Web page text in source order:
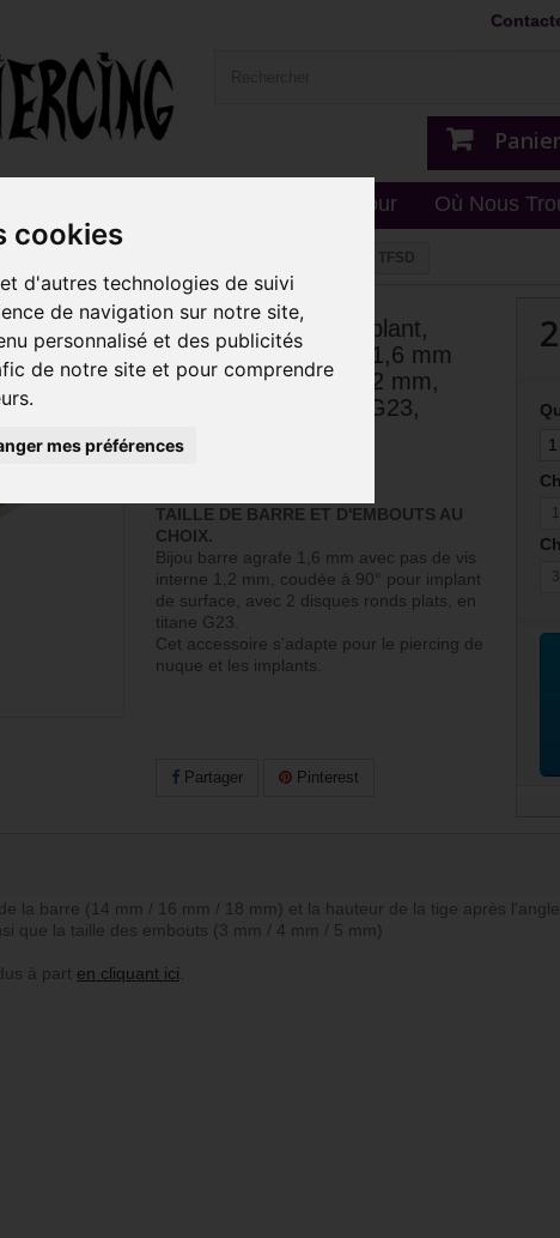
cookies
d'autres technologies de suivi
de navigation sur notre site,
personnalisé et des publicités
de notre site et pour comprendre
mes préférences
Panier
Livraison - retour Où Nous
pas de vis interne 1,2 mm, avec disques titane G23, TFSD
Bijou agrafe pour implant,
barre droite coudée 1,6 mm
pas de vis interne 1,2 mm,
avec disques titane G23,
TAILLE DE BARRE ET D'EMBOUTS AU
CHOIX.
Bijou barre agrafe 1,6 mm avec pas de vis
interne 1,2 mm, coudée à 90° pour implant
de surface, avec 2 disques ronds plats, en
titane G23.
Cet accessoire s'adapte pour le piercing de
nuque et les implants.
Partager Pinterest
la barre (14 mm / 16 mm / 18 mm) et la hauteur de la tige après
que la taille des embouts (3 mm / 4 mm / 5 mm)
à part en cliquant ici